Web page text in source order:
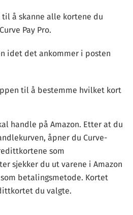
å skanne alle kortene du
Pay Pro.
idet det ankommer i posten
til å bestemme hvilket kort
handle på Amazon. Etter at du
åpner du Curve-
som
sjekker du ut varene i Amazon
som betalingsmetode. Kortet
du valgte.